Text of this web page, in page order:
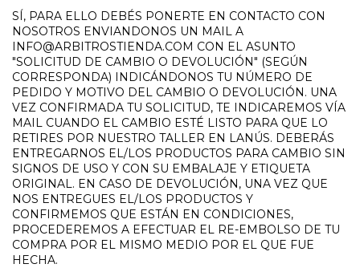
SÍ, PARA ELLO DEBÉS PONERTE EN CONTACTO CON
NOSOTROS ENVIANDONOS UN MAIL A
INFO@ARBITROSTIENDA.COM CON EL ASUNTO
"SOLICITUD DE CAMBIO O DEVOLUCIÓN" (SEGÚN
CORRESPONDA) INDICÁNDONOS TU NÚMERO DE
PEDIDO Y MOTIVO DEL CAMBIO O DEVOLUCIÓN. UNA
VEZ CONFIRMADA TU SOLICITUD, TE INDICAREMOS VÍA
MAIL CUANDO EL CAMBIO ESTÉ LISTO PARA QUE LO
RETIRES POR NUESTRO TALLER EN LANÚS. DEBERÁS
ENTREGARNOS EL/LOS PRODUCTOS PARA CAMBIO SIN
SIGNOS DE USO Y CON SU EMBALAJE Y ETIQUETA
ORIGINAL. EN CASO DE DEVOLUCIÓN, UNA VEZ QUE
NOS ENTREGUES EL/LOS PRODUCTOS Y
CONFIRMEMOS QUE ESTÁN EN CONDICIONES,
PROCEDEREMOS A EFECTUAR EL RE-EMBOLSO DE TU
COMPRA POR EL MISMO MEDIO POR EL QUE FUE
HECHA.